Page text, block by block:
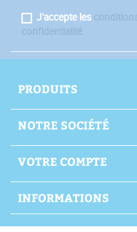
J'accepte les
PRODUITS
NOTRE SOCIÉTÉ
VOTRE COMPTE
INFORMATIONS